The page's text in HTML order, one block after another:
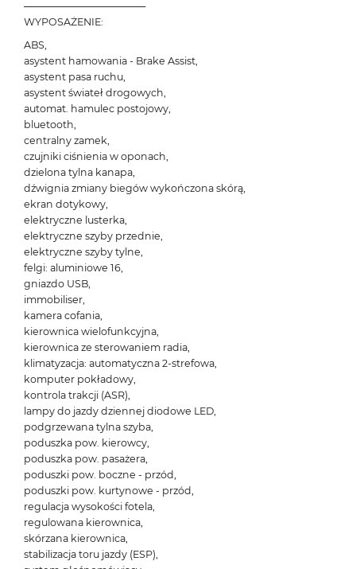
─────────────────
WYPOSAŻENIE:
ABS,
asystent hamowania - Brake Assist,
asystent pasa ruchu,
asystent świateł drogowych,
automat. hamulec postojowy,
bluetooth,
centralny zamek,
czujniki ciśnienia w oponach,
dzielona tylna kanapa,
dźwignia zmiany biegów wykończona skórą,
ekran dotykowy,
elektryczne lusterka,
elektryczne szyby przednie,
elektryczne szyby tylne,
felgi: aluminiowe 16,
gniazdo USB,
immobiliser,
kamera cofania,
kierownica wielofunkcyjna,
kierownica ze sterowaniem radia,
klimatyzacja: automatyczna 2-strefowa,
komputer pokładowy,
kontrola trakcji (ASR),
lampy do jazdy dziennej diodowe LED,
podgrzewana tylna szyba,
poduszka pow. kierowcy,
poduszka pow. pasażera,
poduszki pow. boczne - przód,
poduszki pow. kurtynowe - przód,
regulacja wysokości fotela,
regulowana kierownica,
skórzana kierownica,
stabilizacja toru jazdy (ESP),